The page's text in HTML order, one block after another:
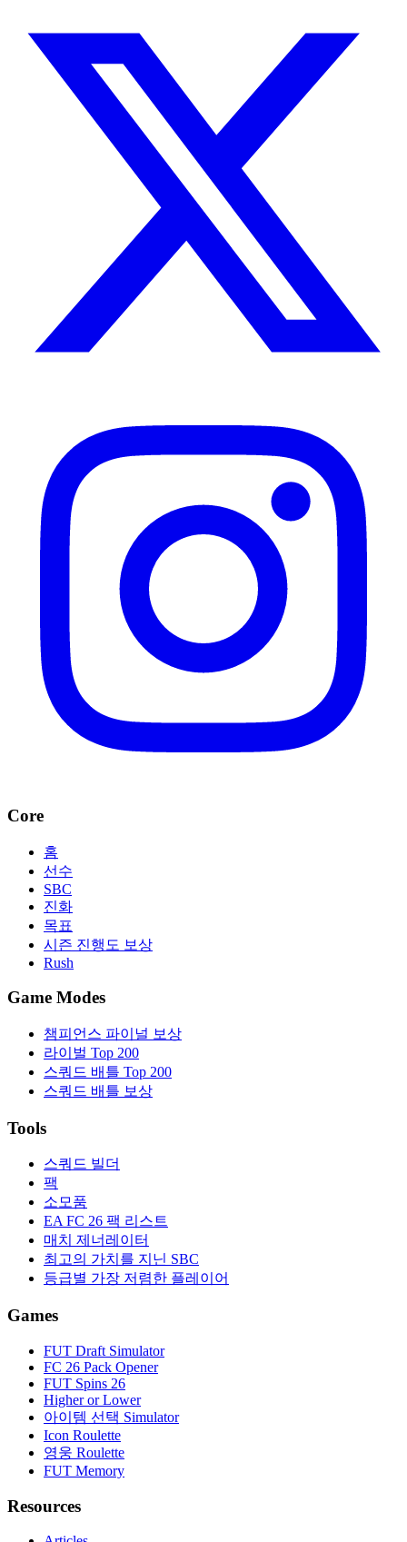
Core
홈
선수
SBC
진화
목표
시즌 진행도 보상
Rush
Game Modes
챔피언스 파이널 보상
라이벌 Top 200
스쿼드 배틀 Top 200
스쿼드 배틀 보상
Tools
스쿼드 빌더
팩
소모품
EA FC 26 팩 리스트
매치 제너레이터
최고의 가치를 지닌 SBC
등급별 가장 저렴한 플레이어
Games
FUT Draft Simulator
FC 26 Pack Opener
FUT Spins 26
Higher or Lower
아이템 선택 Simulator
Icon Roulette
영웅 Roulette
FUT Memory
Resources